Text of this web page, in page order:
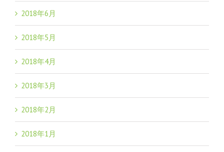
2018年6月
2018年5月
2018年4月
2018年3月
2018年2月
2018年1月